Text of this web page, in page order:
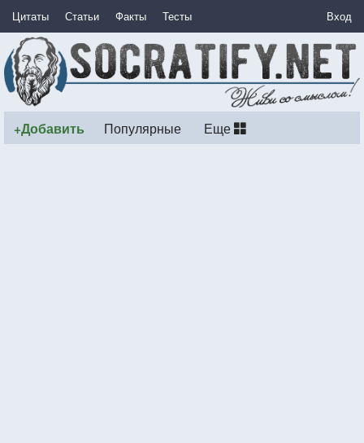
Цитаты Статьи Факты Тесты Вход
+Добавить Популярные Еще